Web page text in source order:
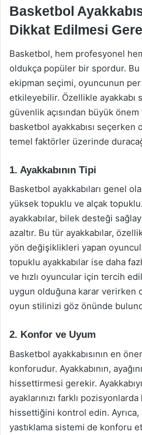
Basketbol
Dikkat Edilmesi
Basketbol, hem profesyonel
oldukça popüler bir spordur.
ekipman seçimi, oyuncunun
etkileyebilir. Özellikle ayakkabı
güvenlik açısından büyük önem
basketbol ayakkabısı
temel faktörler üzerinde
1. Ayakkabının Tipi
Basketbol ayakkabıları genel
yüksek topuklu ve alçak
ayakkabılar, bilek desteği
azaltır. Bu tür ayakkabılar,
yön değişiklikleri yapan
topuklu ayakkabılar ise daha
ve hızlı oyuncular için tercih
uygun olduğuna karar verirken
oyun stilinizi göz önünde
2. Konfor ve Uyum
Basketbol ayakkabısının en
konforudur. Ayakkabının,
hissettirmesi gerekir.
ayaklarınızı farklı
hissettiğini kontrol edin. Ayrıca,
yastıklama sistemi de konforu